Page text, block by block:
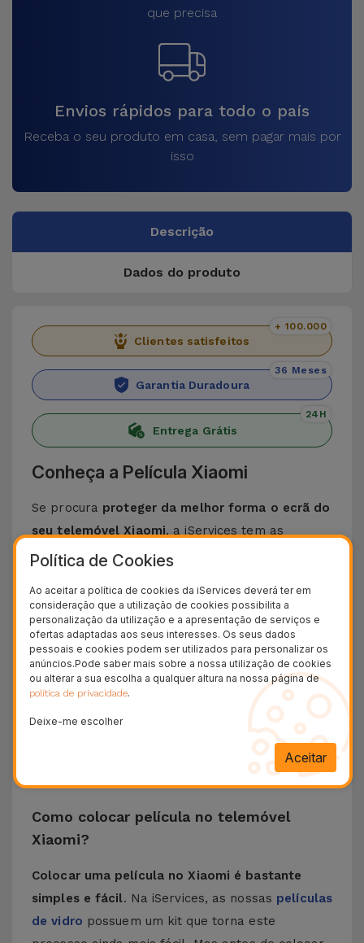
que precisa
Envios rápidos para todo o país
Receba o seu produto em casa, sem pagar mais por
isso
Descrição
Dados do produto
Clientes satisfeitos
+ 100.000
Garantia Duradoura
36 Meses
Entrega Grátis
24H
Conheça a Película Xiaomi
Se procura proteger da melhor forma o ecrã do
seu telemóvel Xiaomi, a iServices tem as
melhores películas de vidro para si. Fabricada a
Xiaomiassegura proteção, mas também a
melhor clareza de visualização sem esquecer a
sensibilidade do toque.
Na iServices encontrapelículas compatíveis
com vários modelos
, como o Redmi Note 13,
Independentemente do seu modelo de telemóvel
ajuste é perfeito com a garantia de
sem volume desnecessário.
Como colocar película no telemóvel
Xiaomi?
Colocar uma película no Xiaomi é bastante
simples e fácil. Na iServices, as nossas películas
de vidro possuem um kit que torna este
Política de Cookies
Ao aceitar a política de cookies da iServices deverá ter em
consideração que a utilização de cookies possibilita a
personalização da utilização e a apresentação de serviços e
ofertas adaptadas aos seus interesses. Os seus dados
pessoais e cookies podem ser utilizados para personalizar os
anúncios.Pode saber mais sobre a nossa utilização de cookies
ou alterar a sua escolha a qualquer altura na nossa página de
política de privacidade.
Deixe-me escolher
Aceitar